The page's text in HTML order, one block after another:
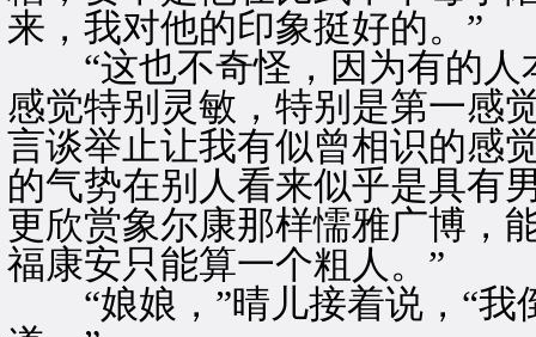
来，我对他的印象挺好的。”
“这也不奇怪，因为有的人
感觉特别灵敏，特别是第一感
言谈举止让我有似曾相识的感
的气势在别人看来似乎是具有
更欣赏象尔康那样懦雅广博，
福康安只能算一个粗人。”
“娘娘，”晴儿接着说，“我